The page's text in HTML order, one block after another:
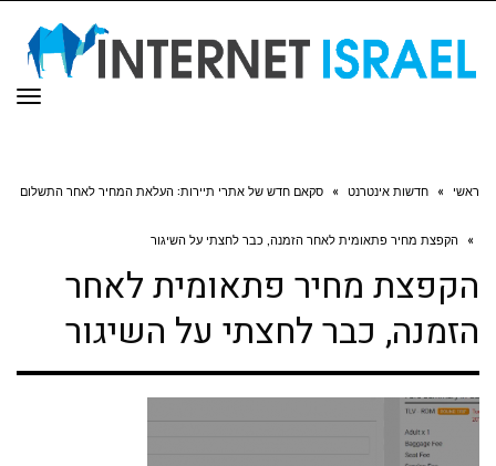
ראשי » חדשות אינטרנט » סקאם חדש של אתרי תיירות: העלאת המחיר לאחר התשלום
» הקפצת מחיר פתאומית לאחר הזמנה, כבר לחצתי על השיגור
הקפצת מחיר פתאומית לאחר
הזמנה, כבר לחצתי על השיגור